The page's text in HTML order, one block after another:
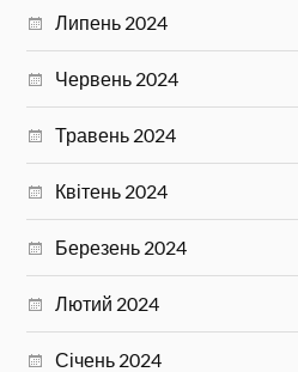
Липень 2024
Червень 2024
Травень 2024
Квітень 2024
Березень 2024
Лютий 2024
Січень 2024